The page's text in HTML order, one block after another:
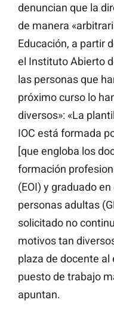
denuncian que la
de manera
Educación, a partir
el Instituto Abierto
las personas que
próximo curso lo
diversos»: «La
IOC está formada
[que engloba los
formación
(EOI) y graduado
personas adultas
solicitado no
motivos tan
plaza de docente
puesto de trabajo
apuntan.